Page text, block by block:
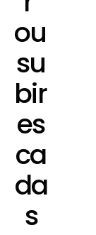
ou
su
bir
es
ca
da
s